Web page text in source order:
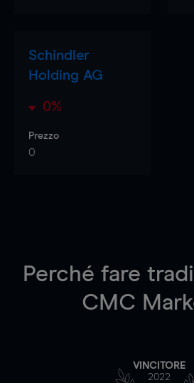
Schindler
Holding AG
0%
Prezzo
0
Perché fare
CMC
VINCITORE
2022